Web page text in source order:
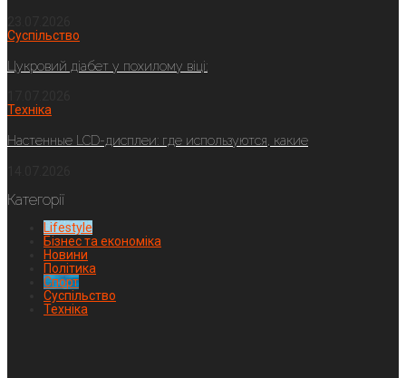
Суспільство
Цукровий діабет у похилому віці:
Техніка
Настенные LCD-дисплеи: где используются, какие
Категорії
Lifestyle
Бізнес та економіка
Новини
Політика
Спорт
Суспільство
Техніка